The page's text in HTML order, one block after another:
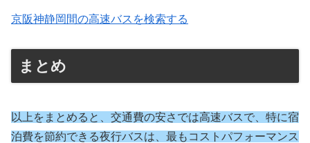
京阪神静岡間の高速バスを検索する
まとめ
以上をまとめると、交通費の安さでは高速バスで、特に宿
泊費を節約できる夜行バスは、最もコストパフォーマンス